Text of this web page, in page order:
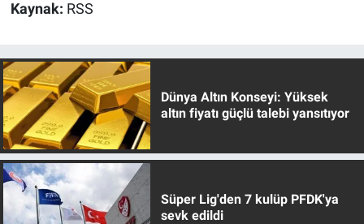
Kaynak: RSS
Dünya Altın Konseyi: Yüksek
altın fiyatı güçlü talebi yansıtıyor
Süper Lig'den 7 kulüp PFDK'ya
sevk edildi